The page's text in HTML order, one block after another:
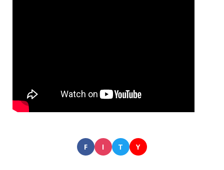
F I T Y